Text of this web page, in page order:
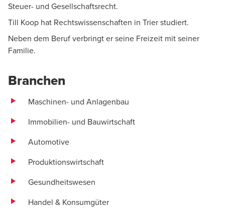
Steuer- und Gesellschaftsrecht.
Till Koop hat Rechtswissenschaften in Trier studiert.
Neben dem Beruf verbringt er seine Freizeit mit seiner
Familie.
Branchen
Maschinen- und Anlagenbau
Immobilien- und Bauwirtschaft
Automotive
Produktionswirtschaft
Gesundheitswesen
Handel & Konsumgüter